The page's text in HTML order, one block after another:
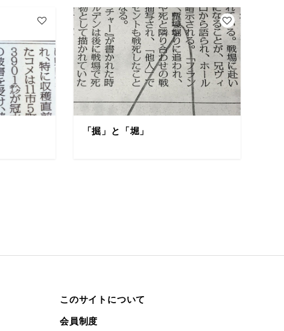
「掘」と「堀」
このサイトについて
会員制度